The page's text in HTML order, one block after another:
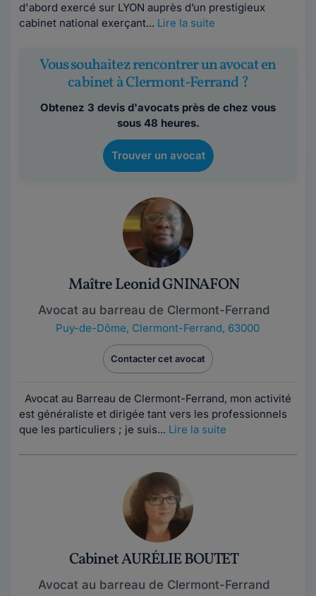
d'abord exercé sur LYON auprès d’un prestigieux
cabinet national exerçant... Lire la suite
Vous souhaitez rencontrer un avocat en
cabinet à Clermont-Ferrand ?
Obtenez 3 devis d'avocats près de chez vous
sous 48 heures.
Trouver un avocat
Maître Leonid GNINAFON
Avocat au barreau de Clermont-Ferrand
Puy-de-Dôme, Clermont-Ferrand, 63000
Contacter cet avocat
Avocat au Barreau de Clermont-Ferrand, mon activité
est généraliste et dirigée tant vers les professionnels
que les particuliers ; je suis... Lire la suite
Cabinet AURÉLIE BOUTET
Avocat au barreau de Clermont-Ferrand